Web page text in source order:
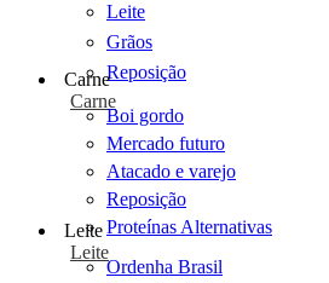
Leite
Grãos
Reposição
Carne
Carne
Boi gordo
Mercado futuro
Atacado e varejo
Reposição
Proteínas Alternativas
Leite
Leite
Ordenha Brasil